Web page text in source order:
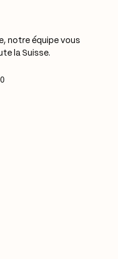
notre équipe vous
la Suisse.